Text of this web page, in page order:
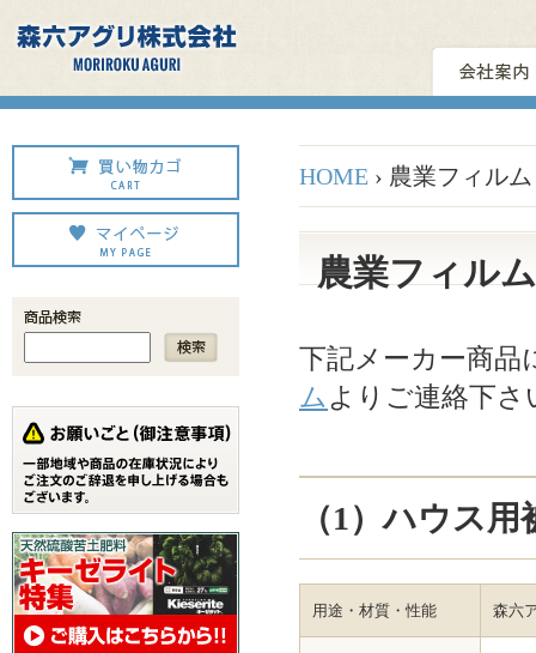
HOME › 農業フィル
農業フィル
下記メーカー商品
ム よりご連絡下さ
（1）ハウス
用途・材質・性能 森六